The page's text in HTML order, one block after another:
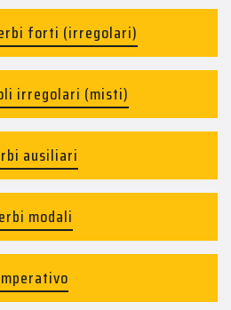
forti (irregolari)
irregolari (misti)
ausiliari
modali